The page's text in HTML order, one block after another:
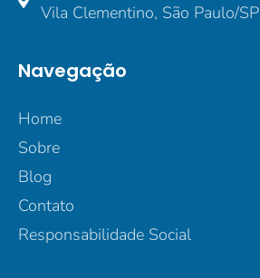
Vila Clementino, São Paulo/SP
Navegação
Home
Sobre
Blog
Contato
Responsabilidade Social